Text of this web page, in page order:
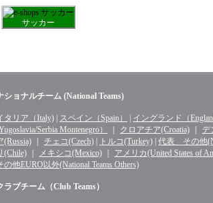
サッカー
ショナルチーム (National Teams)
タリア（Italy) スペイン（Spain） イングランド（
Serbia Montenegro）
クロアチア(Croatia) デ
(Russia)
チェコ(Czech) トルコ(Turkey) 代表 その他
(Chile)
メキシコ(Mexico) アメリカ(United States of
の他EURO以外(National Teams Others)
ラブチーム（Club Teams）